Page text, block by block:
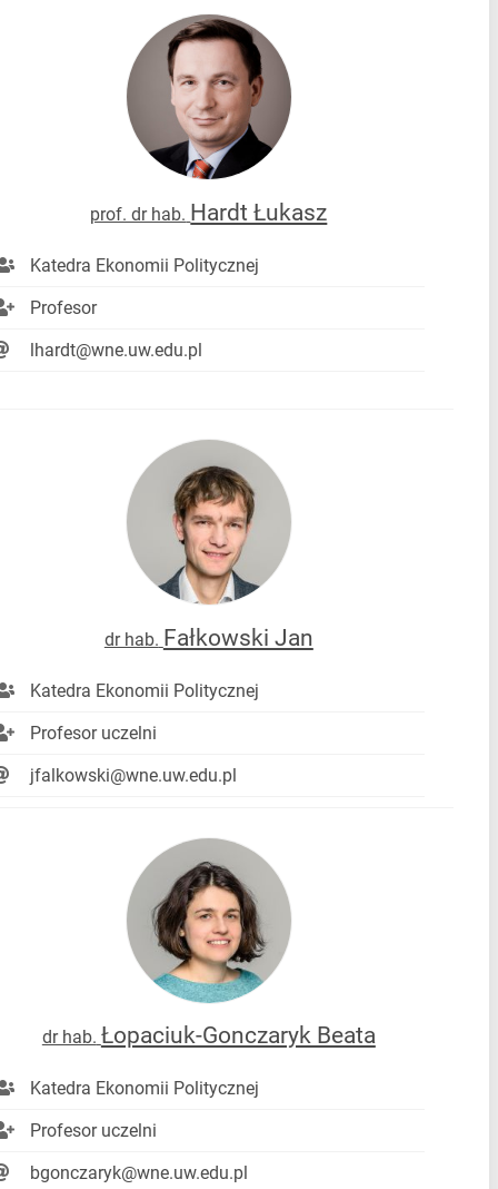
prof. dr hab. Hardt Łukasz
Katedra Ekonomii Politycznej
Profesor
lhardt@wne.uw.edu.pl
dr hab. Fałkowski Jan
Katedra Ekonomii Politycznej
Profesor uczelni
jfalkowski@wne.uw.edu.pl
dr hab. Łopaciuk-Gonczaryk Beata
Katedra Ekonomii Politycznej
Profesor uczelni
bgonczaryk@wne.uw.edu.pl